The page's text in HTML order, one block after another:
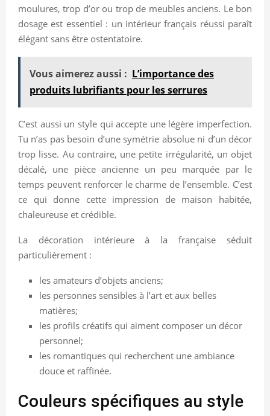
moulures, trop d’or ou trop de meubles anciens. Le bon
dosage est essentiel : un intérieur français réussi paraît
élégant sans être ostentatoire.
Vous aimerez aussi : L’importance des
produits lubrifiants pour les serrures
C’est aussi un style qui accepte une légère imperfection.
Tu n’as pas besoin d’une symétrie absolue ni d’un décor
trop lisse. Au contraire, une petite irrégularité, un objet
décalé, une pièce ancienne un peu marquée par le
temps peuvent renforcer le charme de l’ensemble. C’est
ce qui donne cette impression de maison habitée,
chaleureuse et crédible.
La décoration intérieure à la française séduit
particulièrement :
les amateurs d’objets anciens;
les personnes sensibles à l’art et aux belles
matières;
les profils créatifs qui aiment composer un décor
personnel;
les romantiques qui recherchent une ambiance
douce et raffinée.
Couleurs spécifiques au style